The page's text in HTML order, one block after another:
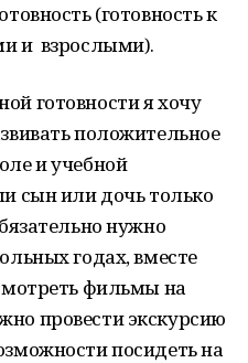
(готовность к
и взрослыми).
готовности я хочу
положительное
и учебной
сын или дочь только
нужно
годах, вместе
фильмы на
провести экскурсию
посидеть на